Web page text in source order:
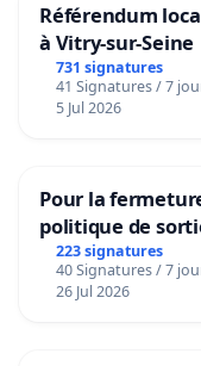
Référendum
à Vitry-sur-Seine
731 signatures
41 Signatures / 7
5 Jul 2026
Pour la
politique de
223 signatures
40 Signatures / 7
26 Jul 2026